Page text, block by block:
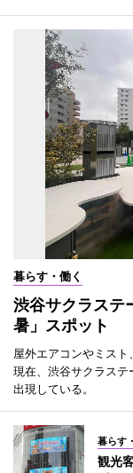
暮らす・働く
渋谷サクラステ
暑」スポット
屋外エアコンやミス
現在、渋谷サクラステ
出現している。
暮らす
観光